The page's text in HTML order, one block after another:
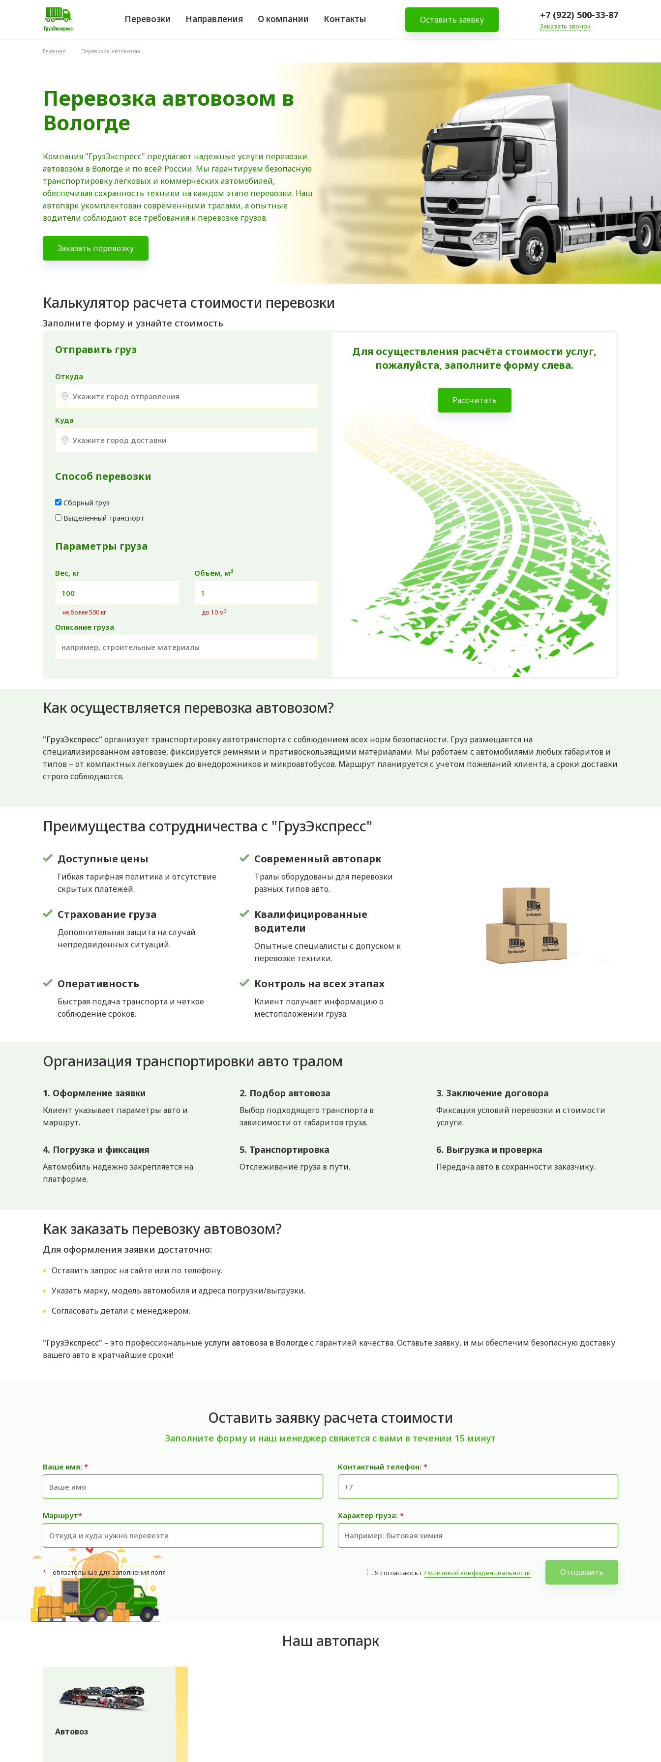
Перевозки Направления О компании Контакты Оставить заявку +7 (922) 500-33-87
Заказать звонок
Главная Перевозка автовозом
Перевозка автовозом в
Вологде
Компания "ГрузЭкспресс" предлагает надежные услуги перевозки
автовозом в Вологде и по всей России. Мы гарантируем безопасную
транспортировку легковых и коммерческих автомобилей,
обеспечивая сохранность техники на каждом этапе перевозки. Наш
автопарк укомплектован современными тралами, а опытные
водители соблюдают все требования к перевозке грузов.
Заказать перевозку
Калькулятор расчета стоимости перевозки
Заполните форму и узнайте стоимость
Отправить груз
Откуда
Куда
Способ перевозки
Сборный груз
Выделенный транспорт
Параметры груза
Вес, кг
не более 500 кг
Объём, м3
до 10 м3
Описание груза
Для осуществления расчёта стоимости услуг,
пожалуйста, заполните форму слева.
Рассчитать
Как осуществляется перевозка автовозом?
"ГрузЭкспресс" организует транспортировку автотранспорта с соблюдением всех норм безопасности. Груз размещается на
специализированном автовозе, фиксируется ремнями и противоскользящими материалами. Мы работаем с автомобилями любых габаритов и
типов – от компактных легковушек до внедорожников и микроавтобусов. Маршрут планируется с учетом пожеланий клиента, а сроки доставки
строго соблюдаются.
Преимущества сотрудничества с "ГрузЭкспресс"
Доступные цены
Гибкая тарифная политика и отсутствие
скрытых платежей.
Современный автопарк
Тралы оборудованы для перевозки
разных типов авто.
Страхование груза
Дополнительная защита на случай
непредвиденных ситуаций.
Квалифицированные
водители
Опытные специалисты с допуском к
перевозке техники.
Оперативность
Быстрая подача транспорта и четкое
соблюдение сроков.
Контроль на всех этапах
Клиент получает информацию о
местоположении груза.
Организация транспортировки авто тралом
1. Оформление заявки
Клиент указывает параметры авто и
маршрут.
2. Подбор автовоза
Выбор подходящего транспорта в
зависимости от габаритов груза.
3. Заключение договора
Фиксация условий перевозки и стоимости
услуги.
4. Погрузка и фиксация
Автомобиль надежно закрепляется на
платформе.
5. Транспортировка
Отслеживание груза в пути.
6. Выгрузка и проверка
Передача авто в сохранности заказчику.
Как заказать перевозку автовозом?
Для оформления заявки достаточно:
Оставить запрос на сайте или по телефону.
Указать марку, модель автомобиля и адреса погрузки/выгрузки.
Согласовать детали с менеджером.
"ГрузЭкспресс" – это профессиональныеуслуги автовоза в Вологдес гарантией качества. Оставьте заявку, и мы обеспечим безопасную доставку
вашего авто в кратчайшие сроки!
Оставить заявку расчета стоимости
Заполните форму и наш менеджер свяжется с вами в течении 15 минут
Ваше имя: * Контактный телефон: *
Маршрут* Характер груза: *
* – обязательные для заполнения поля Я соглашаюсь с Политикой конфиденциальности Отправить
Наш автопарк
Автовоз